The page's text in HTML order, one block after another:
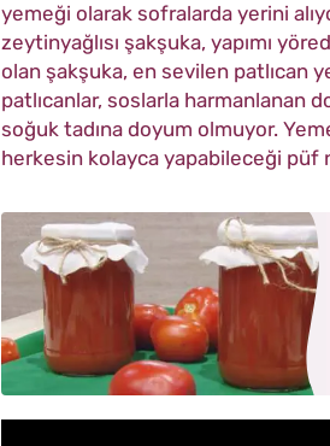
yemeği olarak sofralarda yerini
zeytinyağlısı şakşuka, yapımı
olan şakşuka, en sevilen patlıcan
patlıcanlar, soslarla harmanlanan
soğuk tadına doyum olmuyor.
herkesin kolayca yapabileceği püf